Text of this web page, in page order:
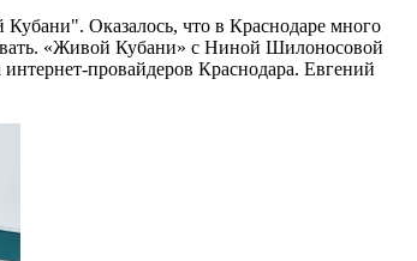
Оказалось, что в Краснодаре много
«Живой Кубани» с Ниной Шилоносовой
интернет-провайдеров Краснодара. Евгений